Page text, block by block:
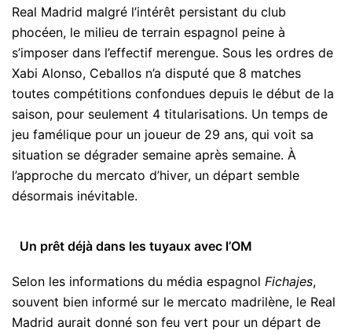
Real Madrid malgré l’intérêt persistant du club
phocéen, le milieu de terrain espagnol peine à
s’imposer dans l’effectif merengue. Sous les ordres de
Xabi Alonso, Ceballos n’a disputé que 8 matches
toutes compétitions confondues depuis le début de la
saison, pour seulement 4 titularisations. Un temps de
jeu famélique pour un joueur de 29 ans, qui voit sa
situation se dégrader semaine après semaine. À
l’approche du mercato d’hiver, un départ semble
désormais inévitable.
Un prêt déjà dans les tuyaux avec l’OM
Selon les informations du média espagnol Fichajes,
souvent bien informé sur le mercato madrilène, le Real
Madrid aurait donné son feu vert pour un départ de